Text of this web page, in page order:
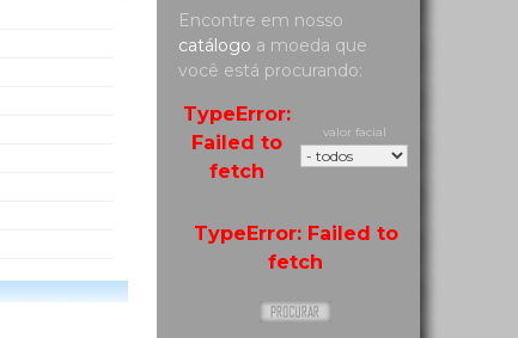
Encontre em nosso
catálogo a moeda que
você está procurando:
TypeError:
Failed to
fetch
valor facial
TypeError: Failed to
fetch